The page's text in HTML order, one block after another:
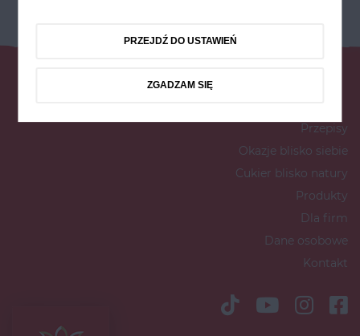
Przepisy
Okazje blisko siebie
Cukier blisko natury
Produkty
Dla firm
Dane osobowe
Kontakt
PRZEJDŹ DO USTAWIEŃ
ZGADZAM SIĘ